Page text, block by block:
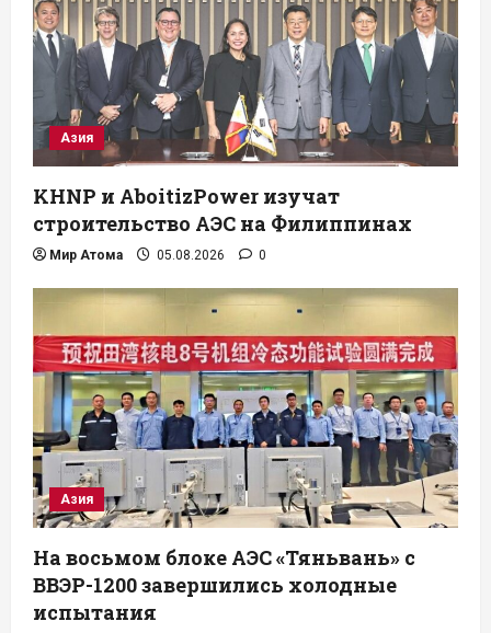
Азия
KHNP и AboitizPower изучат
строительство АЭС на Филиппинах
Мир Атома 05.08.2026 0
Азия
На восьмом блоке АЭС «Тяньвань» с
ВВЭР-1200 завершились холодные
испытания